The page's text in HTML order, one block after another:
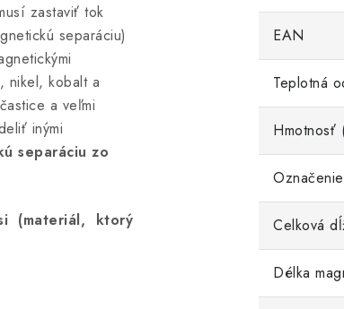
zastaviť tok
separáciu)
nikel, kobalt a
a veľmi
inými
separáciu zo
(materiál, ktorý
EAN
Teplotná
Hmotnosť
Označenie
Celková
Délka